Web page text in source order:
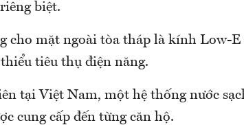
biệt.
cho mặt ngoài tòa tháp là kính Low-
tiêu thụ điện năng.
tại Việt Nam, một hệ thống nước
cung cấp đến từng căn hộ.